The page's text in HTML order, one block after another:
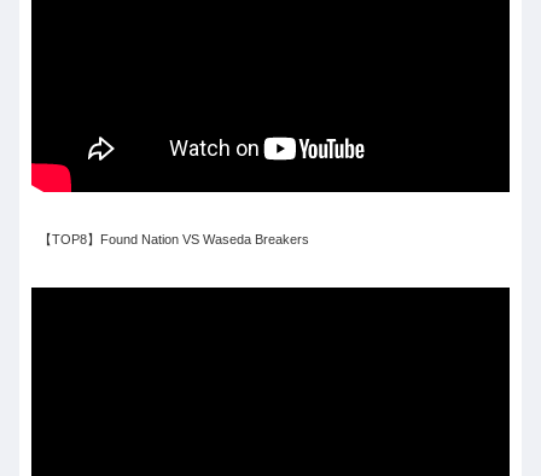
【TOP8】Found Nation VS Waseda Breakers